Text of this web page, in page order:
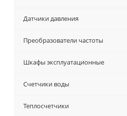
Датчики давления
Преобразователи частоты
Шкафы эксплуатационные
Счетчики воды
Теплосчетчики